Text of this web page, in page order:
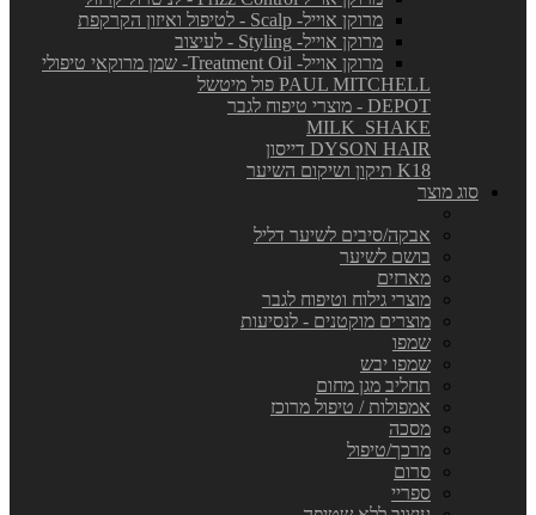
מרוקן אוייל- Scalp - לטיפול ואיזון הקרקפת
מרוקן אוייל- Styling - לעיצוב
מרוקן אוייל- Treatment Oil- שמן מרוקאי טיפולי
PAUL MITCHELL פול מיטשל
DEPOT - מוצרי טיפוח לגבר
MILK_SHAKE
DYSON HAIR דייסון
K18 תיקון ושיקום השיער
סוג מוצר
אבקה/סיבים לשיער דליל
בושם לשיער
מארזים
מוצרי גילוח וטיפוח לגבר
מוצרים מוקטנים - לנסיעות
שמפו
שמפו יבש
תחליב מגן מחום
אמפולות / טיפול מרוכז
מסכה
מרכך/טיפול
סרום
ספריי